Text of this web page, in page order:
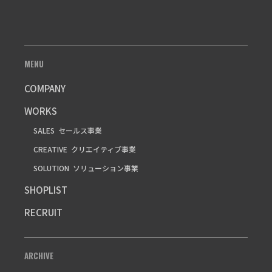
MENU
COMPANY
WORKS
SALES セールス事業
CREATIVE クリエイティブ事業
SOLUTION ソリューション事業
SHOPLIST
RECRUIT
ARCHIVE